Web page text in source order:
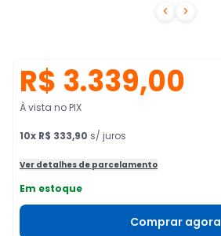
 
R$ 3.339,00
À vista no PIX
10x R$ 333,90 s/ juros
Ver detalhes de parcelamento
Em estoque
Comprar agora